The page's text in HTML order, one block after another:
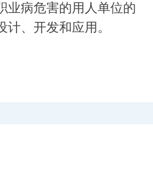
业病危害的用人单位的
、开发和应用。